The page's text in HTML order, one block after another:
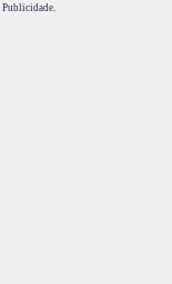
Publicidade.